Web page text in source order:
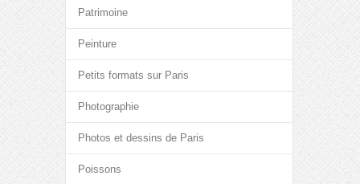
Patrimoine
Peinture
Petits formats sur Paris
Photographie
Photos et dessins de Paris
Poissons